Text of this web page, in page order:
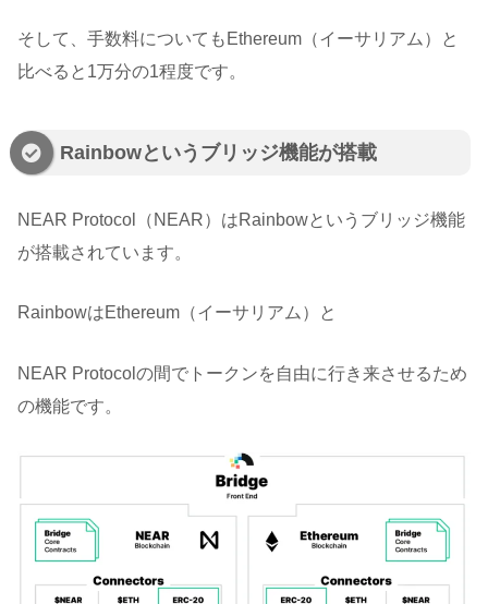
そして、手数料についてもEthereum（イーサリアム）と
比べると1万分の1程度です。
Rainbowというブリッジ機能が搭載
NEAR Protocol（NEAR）はRainbowというブリッジ機能
が搭載されています。
RainbowはEthereum（イーサリアム）と
NEAR Protocolの間でトークンを自由に行き来させるため
の機能です。